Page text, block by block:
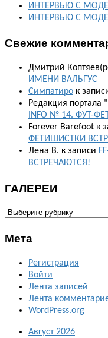
ИНТЕРВЬЮ С
ИНТЕРВЬЮ С
Свежие
Дмитрий
ИМЕНИ ВАЛЬГУС
Симпатиро к
Редакция
INFO № 14. ФУТ-
Forever Barefoot к
ФЕТИШИСТКИ
Лена В. к записи
ВСТРЕЧАЮТСЯ!
ГАЛЕРЕИ
ГАЛЕРЕИ
Мета
Регистрация
Войти
Лента записей
Лента
WordPress.org
Август 2026